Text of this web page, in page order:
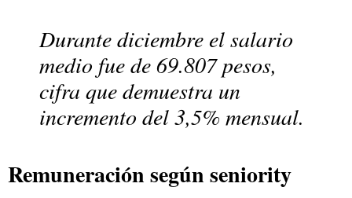
Durante diciembre el salario
medio fue de 69.807 pesos,
cifra que demuestra un
incremento del 3,5% mensual.
Remuneración según seniority